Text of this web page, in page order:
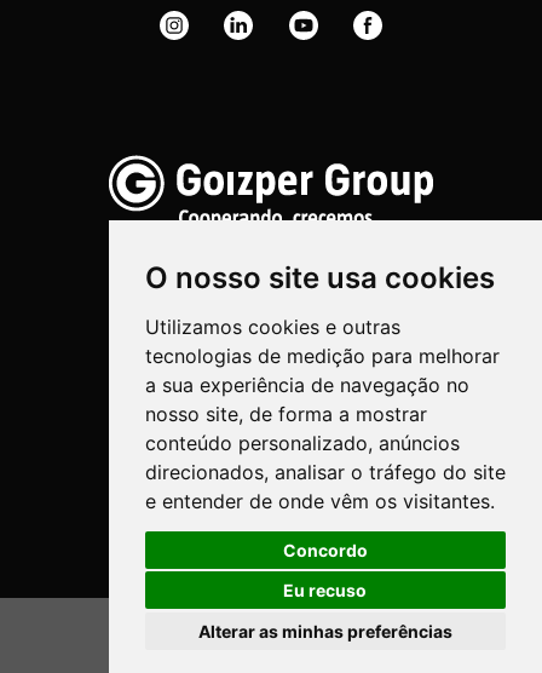
O nosso site usa cookies
Utilizamos cookies e outras
tecnologias de medição para melhorar
a sua experiência de navegação no
nosso site, de forma a mostrar
conteúdo personalizado, anúncios
direcionados, analisar o tráfego do site
e entender de onde vêm os visitantes.
Concordo
Eu recuso
Alterar as minhas preferências
Pulverização
Biotechnologia
Industrial
Goizper S.Coop.
Antigua, 4
Spain